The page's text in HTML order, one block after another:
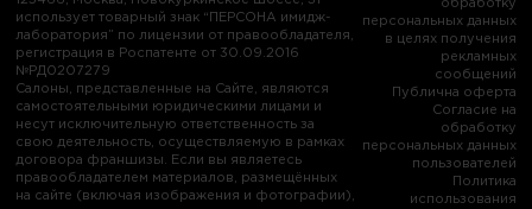
использует товарный знак “ПЕРСОНА имидж-
лаборатория” по лицензии от правообладателя,
регистрация в Роспатенте от 30.09.2016
№РД0207279
Салоны, представленные на Сайте, являются
самостоятельными юридическими лицами и
несут исключительную ответственность за
свою деятельность, осуществляемую в рамках
договора франшизы. Если вы являетесь
правообладателем материалов, размещённых
на сайте (включая изображения и фотографии),
обработку
персональных данных
в целях получения
рекламных
сообщений
Публична оферта
Согласие на
обработку
персональных данных
пользователей
Политика
использования